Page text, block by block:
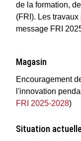
de la formation,
(FRI). Les
message FRI
Magasin
Encouragement
l'innovation
FRI 2025-2028)
Situation